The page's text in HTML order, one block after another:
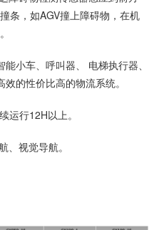
条，如AGV撞上障碍物，在机
小车、呼叫器、 电梯执行器、
的性价比高的物流系统。
运行12H以上。
、视觉导航。